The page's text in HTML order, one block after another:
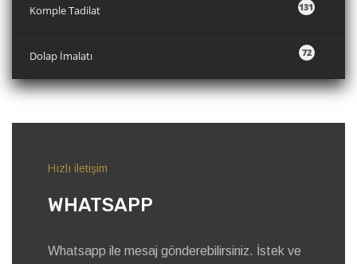
131
Komple Tadilat
72
Dolap İmalatı
Hızlı iletişim
WHATSAPP
Whatsapp ile mesaj gönderebilirsiniz. İstek ve